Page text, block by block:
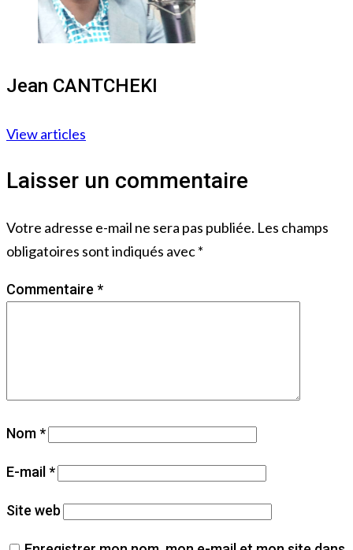
Jean CANTCHEKI
View articles
Laisser un commentaire
Votre adresse e-mail ne sera pas publiée. Les champs
obligatoires sont indiqués avec*
Commentaire *
Nom*
E-mail*
Site web